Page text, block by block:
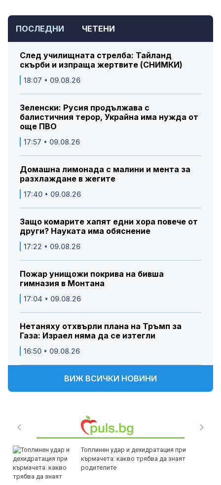
ПОСЛЕДНИ ЧЕТЕНИ
След училищната стрелба: Тайланд
скърби и изпраща жертвите (СНИМКИ)
18:07 • 09.08.26
Зеленски: Русия продължава с
балистичния терор, Украйна има нужда от
още ПВО
17:57 • 09.08.26
Домашна лимонада с малини и мента за
разхлаждане в жегите
17:40 • 09.08.26
Защо комарите хапят едни хора повече от
други? Науката има обяснение
17:22 • 09.08.26
Пожар унищожи покрива на бивша
гимназия в Монтана
17:04 • 09.08.26
Нетаняху отхвърли плана на Тръмп за
Газа: Израел няма да се изтегли
16:50 • 09.08.26
ВИЖ ВСИЧКИ НОВИНИ
Топлинен удар и дехидратация при
кърмачета: какво трябва да знаят
родителите